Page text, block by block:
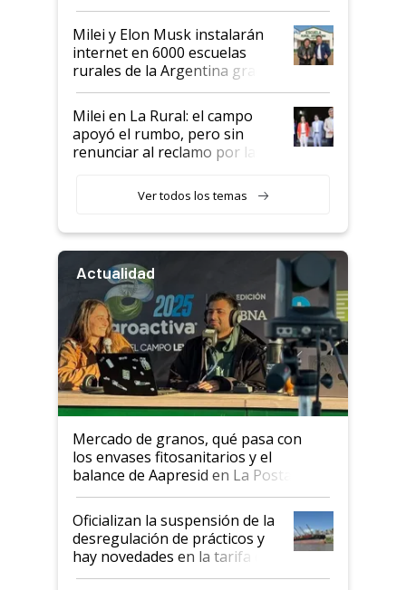
Milei y Elon Musk instalarán
internet en 6000 escuelas
rurales de la Argentina gracias
a un acuerdo con Starlink
Milei en La Rural: el campo
apoyó el rumbo, pero sin
renunciar al reclamo por las
Ver todos los temas
Actualidad
Mercado de granos, qué pasa con
los envases fitosanitarios y el
balance de Aapresid en La Posta
Oficializan la suspensión de la
desregulación de prácticos y
hay novedades en la tarifa de
la hidrovía